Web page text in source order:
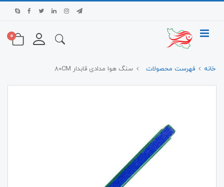
0
خانه فهرست محصولات سنگ هوا مدادی قابدار 80CM